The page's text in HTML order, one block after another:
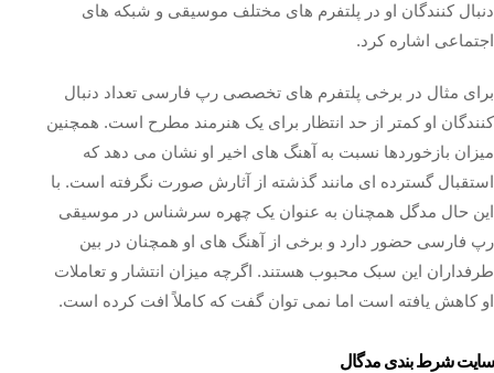
دنبال‌ کنندگان او در پلتفرم‌ های مختلف موسیقی و شبکه‌ های
اجتماعی اشاره کرد.
برای مثال در برخی پلتفرم‌ های تخصصی رپ فارسی تعداد دنبال‌
کنندگان او کمتر از حد انتظار برای یک هنرمند مطرح است. همچنین
میزان بازخوردها نسبت به آهنگ‌ های اخیر او نشان می‌ دهد که
استقبال گسترده‌ ای مانند گذشته از آثارش صورت نگرفته است. با
این حال مدگل همچنان به عنوان یک چهره سرشناس در موسیقی
رپ فارسی حضور دارد و برخی از آهنگ‌ های او همچنان در بین
طرفداران این سبک محبوب هستند. اگرچه میزان انتشار و تعاملات
او کاهش یافته است اما نمی‌ توان گفت که کاملاً افت کرده است.
سایت شرط بندی مدگال